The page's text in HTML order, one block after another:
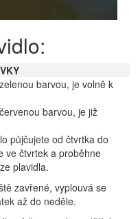
barvou, je volně k
barvou, je již
půjčujete od čtvrtka do
ve čtvrtek a proběhne
plavidla.
zavřené, vyplouvá se
až do neděle.